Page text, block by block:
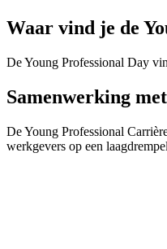
Waar vind je de
De Young Professional Day
Samenwerking
De Young Professional
werkgevers op een